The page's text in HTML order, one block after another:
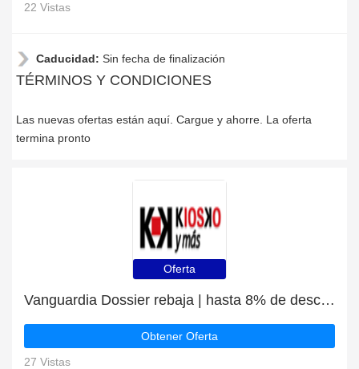
22 Vistas
Caducidad: Sin fecha de finalización
TÉRMINOS Y CONDICIONES
Las nuevas ofertas están aquí. Cargue y ahorre. La oferta
termina pronto
Oferta
Vanguardia Dossier rebaja | hasta 8% de descuento
Obtener Oferta
27 Vistas